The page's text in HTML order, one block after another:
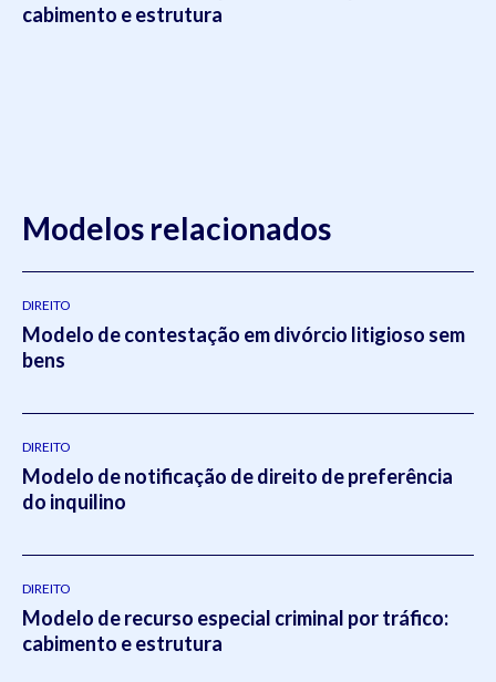
cabimento e estrutura
Modelos relacionados
DIREITO
Modelo de contestação em divórcio litigioso sem
bens
DIREITO
Modelo de notificação de direito de preferência
do inquilino
DIREITO
Modelo de recurso especial criminal por tráfico:
cabimento e estrutura